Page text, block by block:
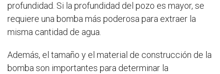
profundidad. Si la profundidad del pozo es mayor, se
requiere una bomba más poderosa para extraer la
misma cantidad de agua.
Además, el tamaño y el material de construcción de la
bomba son importantes para determinar la